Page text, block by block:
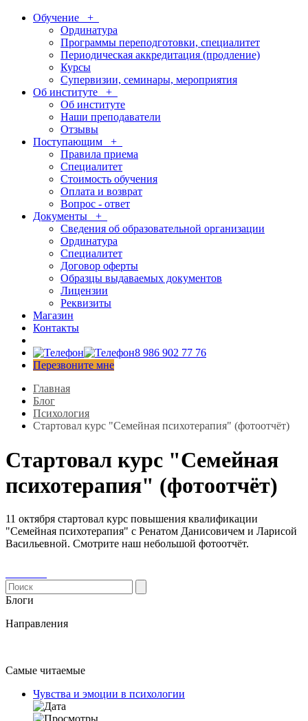
Обучение
+
Ординатура
Программы переподготовки, специалитет
Периодическая аккредитация (продление)
Курсы
Супервизии, семинары, мероприятия
Об институте
+
Об институте
Наши преподаватели
Отзывы
Поступающим
+
Правила приема
Специалитет
Стоимость обучения
Оплата и возврат
Вопрос - ответ
Документы
+
Сведения об образовательной организации
Ординатура
Специалитет
Договор оферты
Образцы выдаваемых документов
Лицензии
Реквизиты
Магазин
Контакты
8 986 902 77 76
Перезвоните мне
Главная
Блог
Психология
Стартовал курс "Семейная психотерапия" (фотоотчёт)
Стартовал курс "Семейная
психотерапия" (фотоотчёт)
11 октября стартовал курс повышения квалификации
"Семейная психотерапия" с Ренатом Данисовичем и Ларисой
Васильевной. Смотрите наш небольшой фотоотчёт.
Блоги
Направления
Самые читаемые
Чувства и эмоции в психологии